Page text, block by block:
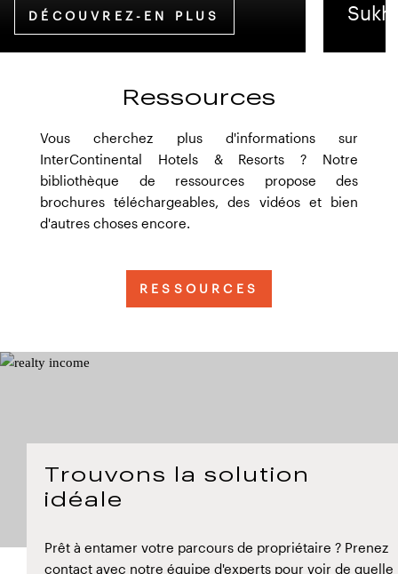
DÉCOUVREZ-EN PLUS
Ressources
Vous cherchez plus d'informations sur
InterContinental Hotels & Resorts ? Notre
bibliothèque de ressources propose des
brochures téléchargeables, des vidéos et bien
d'autres choses encore.
RESSOURCES
Trouvons la solution
idéale
Prêt à entamer votre parcours de propriétaire ? Prenez
contact avec notre équipe d'experts pour voir de quelle